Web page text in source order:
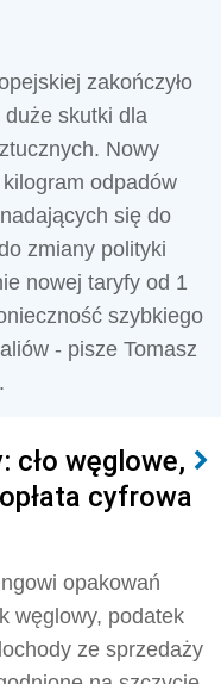
zakończyło
duże skutki dla
Nowy
odpadów
się do
zmiany polityki
nowej taryfy od 1
szybkiego
- pisze Tomasz
cło węglowe,
cyfrowa
opakowań
węglowy, podatek
ze sprzedaży